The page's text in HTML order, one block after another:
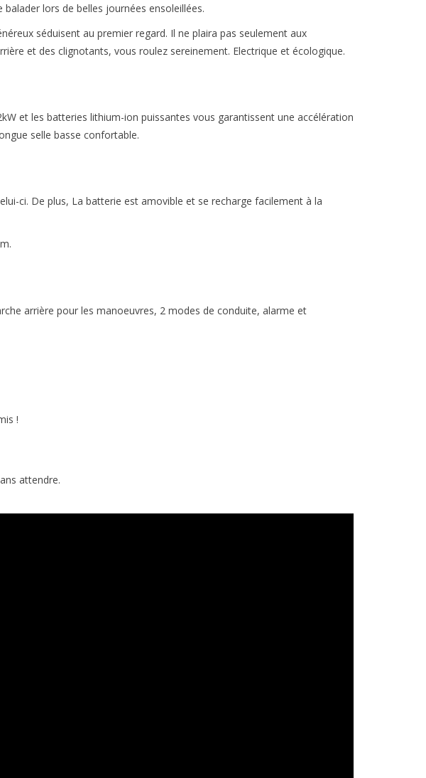
lors de belles journées ensoleillées.
séduisent au premier regard. Il ne plaira pas seulement aux
et des clignotants, vous roulez sereinement. Electrique et écologique.
et les batteries lithium-ion puissantes vous garantissent une accélération
selle basse confortable.
ci. De plus, La batterie est amovible et se recharge facilement à la
arrière pour les manoeuvres, 2 modes de conduite, alarme et
!
attendre.